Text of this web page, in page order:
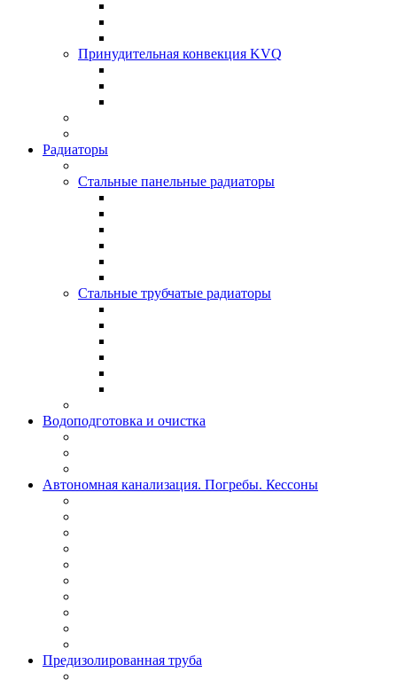
Принудительная конвекция KVQ
Радиаторы
Стальные панельные радиаторы
Стальные трубчатые радиаторы
Водоподготовка и очистка
Автономная канализация. Погребы. Кессоны
Предизолированная труба